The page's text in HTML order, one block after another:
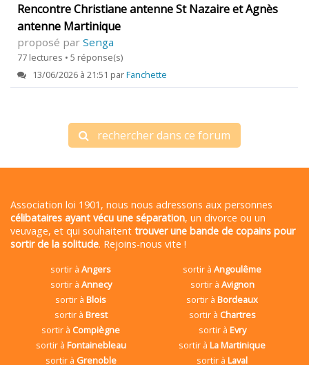
Rencontre Christiane antenne St Nazaire et Agnès
antenne Martinique
proposé par Senga
77 lectures • 5 réponse(s)
13/06/2026 à 21:51 parFanchette
rechercher dans ce forum
Association loi 1901, nous nous adressons aux personnes
célibataires ayant vécu une séparation, un divorce ou un
veuvage, et qui souhaitent trouver une bande de copains pour
sortir de la solitude. Rejoins-nous vite !
sortir àAngers sortir àAngoulême
sortir à Annecy sortir à Avignon
sortir àBlois sortir àBordeaux
sortir à Brest sortir à Chartres
sortir à Compiègne sortir à Evry
sortir à Fontainebleau sortir àLa Martinique
sortir à Grenoble sortir àLaval